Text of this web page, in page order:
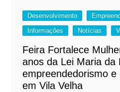
Desenvolvimento
Informações
Notícias
Feira Fortalece
anos da Lei Maria da
empreendedorismo e
em Vila Velha